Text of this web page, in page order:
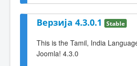
Верзија 4.3.0.1 Stable
This is the Tamil, India
Joomla! 4.3.0